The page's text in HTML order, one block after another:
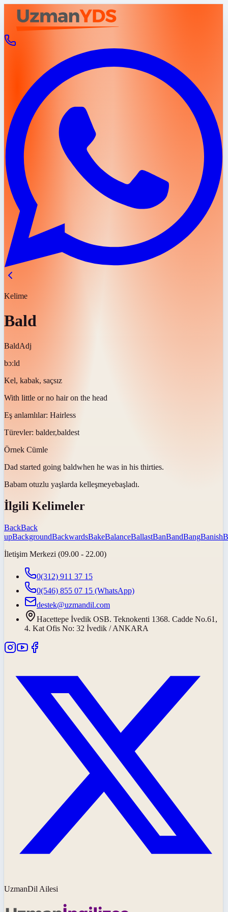
Kelime
Bald
BaldAdj
bɔːld
Kel, kabak, saçsız
With little or no hair on the head
Eş anlamlılar: Hairless
Türevler: balder,baldest
Örnek Cümle
Dad started going baldwhen he was in his thirties.
Babam otuzlu yaşlarda kelleşmeyebaşladı.
İlgili Kelimeler
BackBack
upBackgroundBackwardsBakeBalanceBallastBanBandBangBanish
İletişim Merkezi (09.00 - 22.00)
0(312) 911 37 15
0(546) 855 07 15 (WhatsApp)
destek@uzmandil.com
Hacettepe İvedik OSB. Teknokenti 1368. Cadde No.61,
4. Kat Ofis No: 32 İvedik / ANKARA
UzmanDil Ailesi